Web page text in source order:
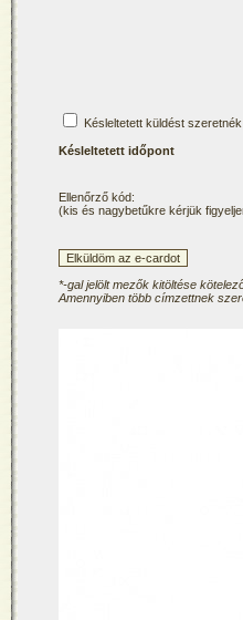
Késleltetett küldést szeretnék
Késleltetett időpont
Ellenőrző kód:
(kis és nagybetűkre kérjük
*-gal jelölt mezők kitöltése
Amennyiben több címzettnek